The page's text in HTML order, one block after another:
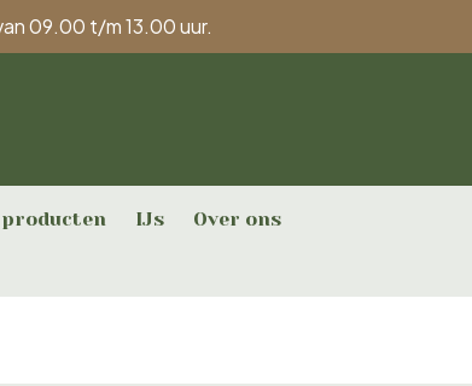
09.00 t/m 13.00 uur.
IJs
Over ons